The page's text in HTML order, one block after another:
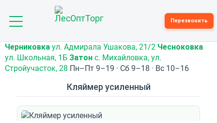
Toggle
Перезвонить
Черниковка ул. Адмирала Ушакова, 21/2 Чесноковка
ул. Школьная, 1Б Затон с. Михайловка, ул.
Стройучасток, 28 Пн–Пт 9–19 · Сб 9–18 · Вс 10–16
Кляймер усиленный